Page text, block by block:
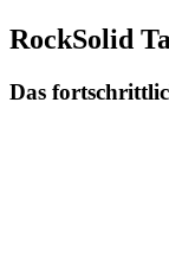
RockSolid
Das